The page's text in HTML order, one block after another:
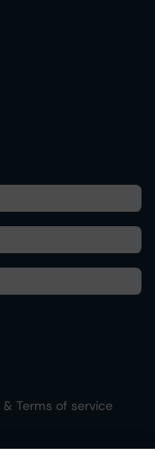
& Terms of service